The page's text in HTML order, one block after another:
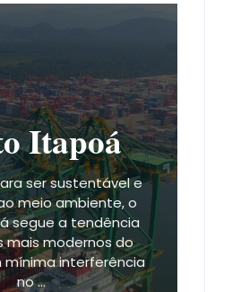
Itapoá
ser sustentável e
meio ambiente, o
segue a tendência
mais modernos do
mínima interferência
no ...